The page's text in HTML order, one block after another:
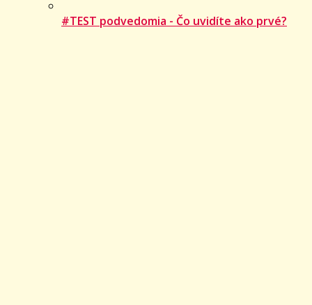
#TEST podvedomia - Čo uvidíte ako prvé?